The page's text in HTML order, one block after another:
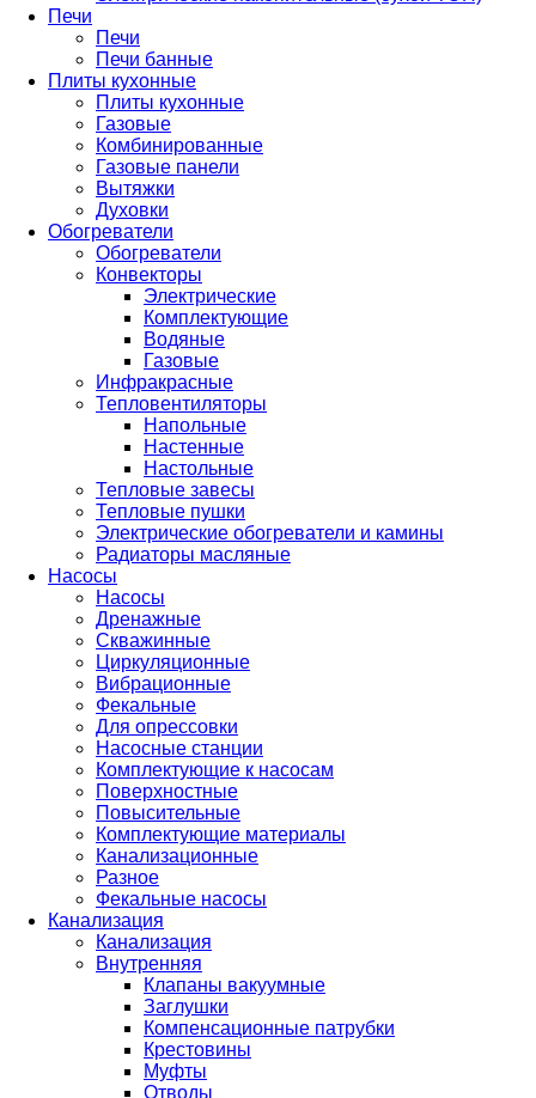
Печи
Печи
Печи банные
Плиты кухонные
Плиты кухонные
Газовые
Комбинированные
Газовые панели
Вытяжки
Духовки
Обогреватели
Обогреватели
Конвекторы
Электрические
Комплектующие
Водяные
Газовые
Инфракрасные
Тепловентиляторы
Напольные
Настенные
Настольные
Тепловые завесы
Тепловые пушки
Электрические обогреватели и камины
Радиаторы масляные
Насосы
Насосы
Дренажные
Скважинные
Циркуляционные
Вибрационные
Фекальные
Для опрессовки
Насосные станции
Комплектующие к насосам
Поверхностные
Повысительные
Комплектующие материалы
Канализационные
Разное
Фекальные насосы
Канализация
Канализация
Внутренняя
Клапаны вакуумные
Заглушки
Компенсационные патрубки
Крестовины
Муфты
Отводы